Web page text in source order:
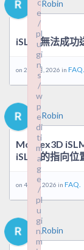
Robin
iSLM 無法成功
on 24 2 月, 2026 in FAQ.
Robin
Moldex3D
iSLM 的指向位
on 4 2 月, 2026 in FAQ.
Robin
c
e
/
pl
u
gi
n
s
/
w
p
e
di
ti
m
a
g
e
/
pl
u
gi
n.
m